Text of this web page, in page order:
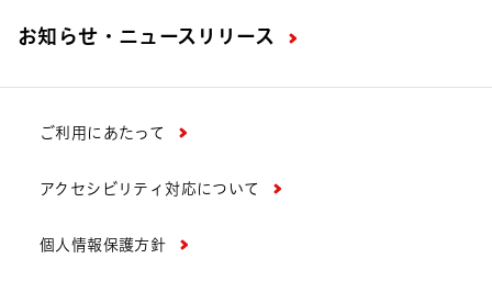
お知らせ・ニュースリリース
ご利用にあたって
アクセシビリティ対応について
個人情報保護方針